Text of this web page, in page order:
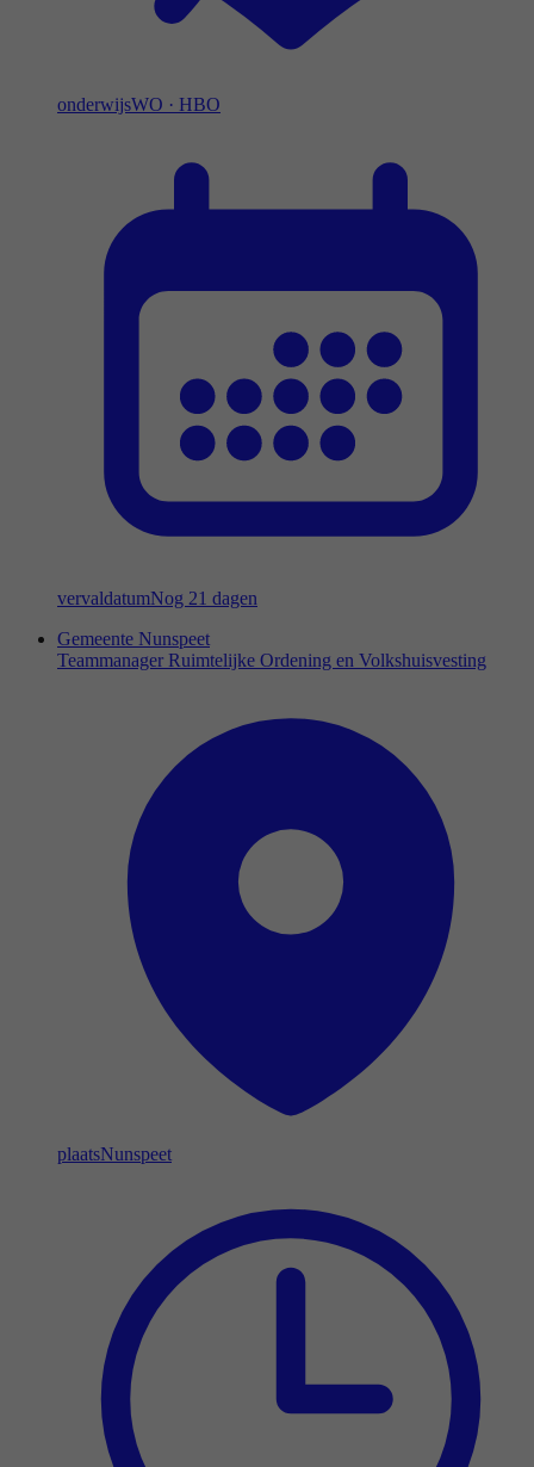
onderwijsWO · HBO
vervaldatumNog 21 dagen
Gemeente Nunspeet
Teammanager Ruimtelijke Ordening en Volkshuisvesting
plaatsNunspeet